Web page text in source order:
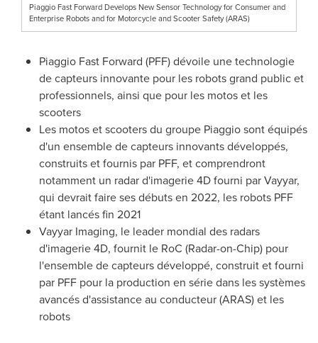
Piaggio Fast Forward Develops New Sensor Technology for Consumer and
Enterprise Robots and for Motorcycle and Scooter Safety (ARAS)
Piaggio Fast Forward (PFF) dévoile une technologie
de capteurs innovante pour les robots grand public et
professionnels, ainsi que pour les motos et les
scooters
Les motos et scooters du groupe Piaggio sont équipés
d'un ensemble de capteurs innovants développés,
construits etfournis par PFF, et comprendront
notamment un radar d'imagerie 4D fourni par Vayyar,
qui devrait faire ses débuts en 2022, les robots PFF
étant lancés fin 2021
Vayyar Imaging, le leader mondial des radars
d'imagerie 4D, fournit le RoC (Radar-on-Chip) pour
l'ensemble de capteurs développé, construit et fourni
par PFF pour la production en série dans les systèmes
avancés d'assistance au conducteur (ARAS) et les
robots